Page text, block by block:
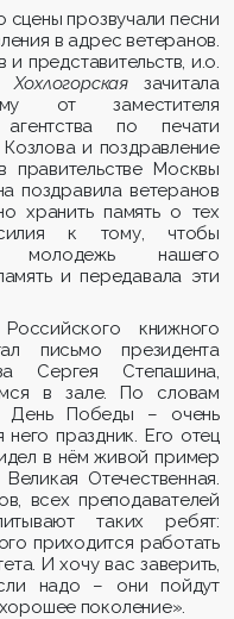
прозвучали песни
в адрес ветеранов.
представительств, и.о.
зачитала
от заместителя
по печати
и поздравление
Москвы
поздравила ветеранов
хранить память о тех
к тому, чтобы
молодежь нашего
и передавала эти
книжного
письмо президента
Сергея Степашина,
в зале. По словам
День Победы – очень
праздник. Его отец
в нём живой пример
Отечественная.
всех преподавателей
таких ребят:
приходится работать
И хочу вас заверить,
надо – они пойдут
поколение».